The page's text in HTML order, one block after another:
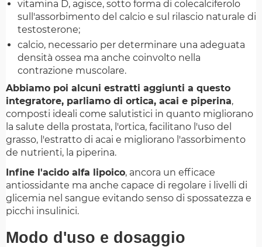
vitamina D, agisce, sotto forma di colecalciferolo
sull'assorbimento del calcio e sul rilascio naturale di
testosterone;
calcio, necessario per determinare una adeguata
densità ossea ma anche coinvolto nella
contrazione muscolare.
Abbiamo poi alcuni estratti aggiunti a questo
integratore, parliamo di ortica, acai e piperina,
composti ideali come salutistici in quanto migliorano
la salute della prostata, l'ortica, facilitano l'uso del
grasso, l'estratto di acai e migliorano l'assorbimento
de nutrienti, la piperina.
Infine l'acido alfa lipoico, ancora un efficace
antiossidante ma anche capace di regolare i livelli di
glicemia nel sangue evitando senso di spossatezza e
picchi insulinici.
Modo d'uso e dosaggio